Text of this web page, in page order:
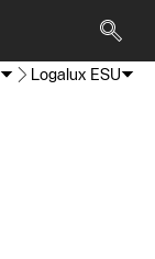
Logalux ESU